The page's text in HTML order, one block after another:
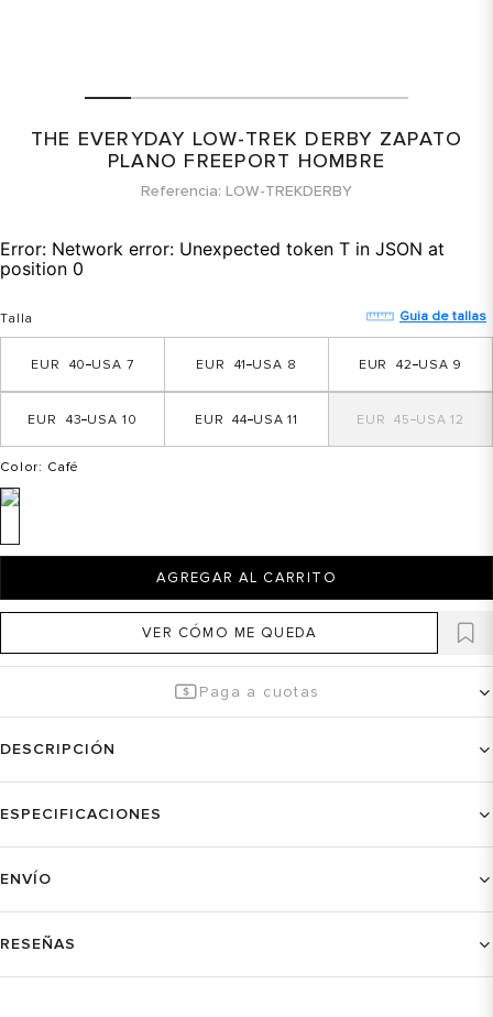
THE EVERYDAY LOW-TREK DERBY ZAPATO
PLANO FREEPORT HOMBRE
Referencia LOW-TREKDERBY
Error: Network error: Unexpected token T in JSON at
position 0
Talla Guia de tallas
7
40 8
41 9
42
10
43 11
44 12
45
Color: Café
AGREGAR AL CARRITO
VER CÓMO ME QUEDA
Paga a cuotas
DESCRIPCIÓN
ESPECIFICACIONES
ENVÍO
RESEÑAS